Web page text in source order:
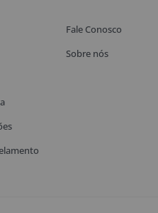
Fale Conosco
Sobre nós